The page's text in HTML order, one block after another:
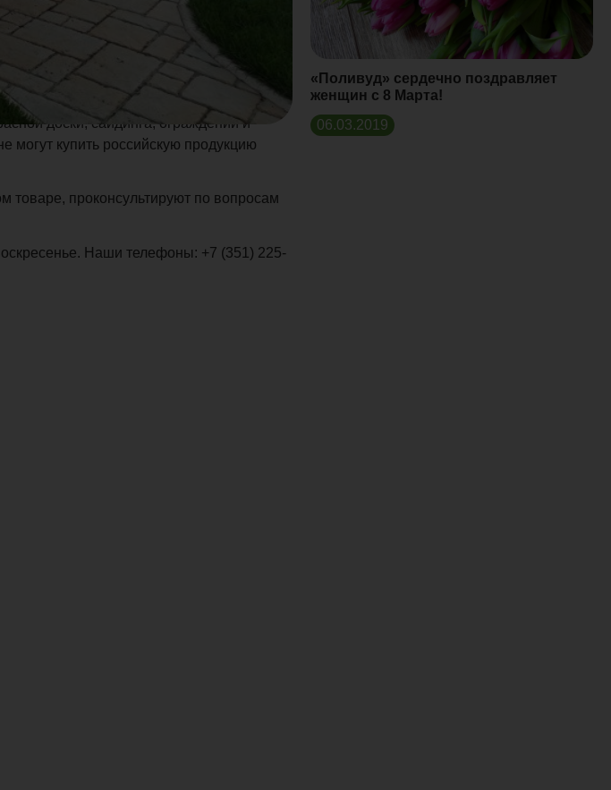
компании «Поливуд»
предлагая юридическим лицам
доски, сайдинга, ограждений и
могут купить российскую продукцию
проконсультируют по вопросам
Наши телефоны: +7 (351) 225-
«Поливуд» сердечно поздравляет
женщин с 8 Марта!
06.03.2019